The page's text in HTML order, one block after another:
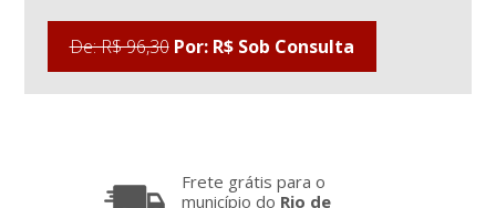
De: R$ 96,30 Por: R$ Sob Consulta
Frete grátis para o
município do Rio de